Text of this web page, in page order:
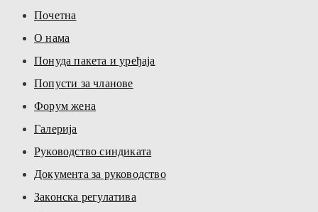
Почетна
О нама
Понуда пакета и уређаја
Попусти за чланове
Форум жена
Галерија
Руководство синдиката
Документа за руководство
Законска регулатива